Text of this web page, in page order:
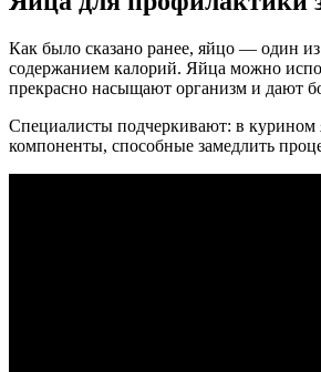
Как было сказано ранее, яйцо — один
содержанием калорий. Яйца можно
прекрасно насыщают организм и дают
Специалисты подчеркивают: в курином
компоненты, способные замедлить